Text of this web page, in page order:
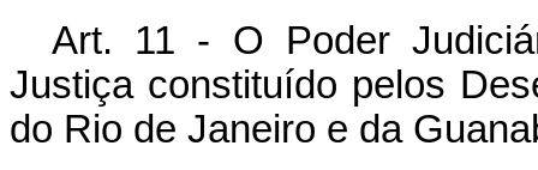
Art. 11 - O Poder
Justiça constituído pelos
do Rio de Janeiro e da